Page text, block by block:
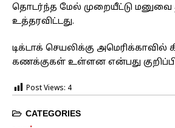
தொடர்ந்த மேல் முறையீட்டு மனுவை
உத்தரவிட்டது.
டிக்டாக் செயலிக்கு அமெரிக்காவில்
கணக்குகள் உள்ளன என்பது
Post Views: 4
CATEGORIES